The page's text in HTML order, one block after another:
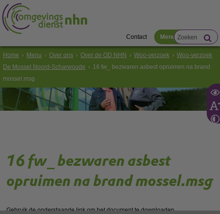
Contact Menu
Home Menu Over ons Over de OD NHN Woo-verzoek
Woo-verzoek
De Mossel Noord-Scharwoude
16 fw_ bezwaren asbest opruimen na brand
mossel.msg
16 fw_ bezwaren asbest
opruimen na brand mossel.msg
Gebruik de onderstaande link om het document te downloaden.